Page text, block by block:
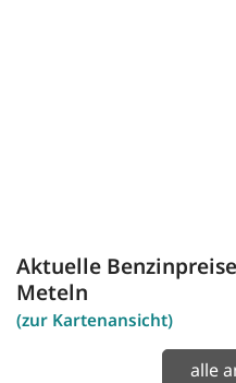
Aktuelle
Meteln
(zur Kartenansicht)
alle